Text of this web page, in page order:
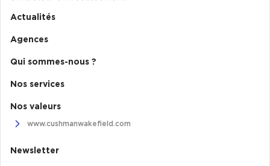
Actualités
Agences
Qui sommes-nous ?
Nos services
Nos valeurs
www.cushmanwakefield.com
Newsletter